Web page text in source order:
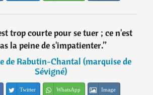
trop courte pour se tuer ; ce n'est
la peine de s'impatienter.”
de Rabutin-Chantal (marquise de
Sévigné)
Twitter WhatsApp Image